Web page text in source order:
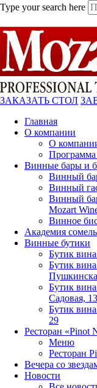
Type your search here
ЗАКАЗАТЬ СТОЛ
Главная
О компании
О
Программа
Винные бары и
Винный
Винный
Винный
Mozart
Винное
Академия
Винные бутики
Бутик
Бутик
Бутик
Садовая,
Бутик
29
Ресторан «Pinot
Меню
Ресторан
Вечера со
Новости